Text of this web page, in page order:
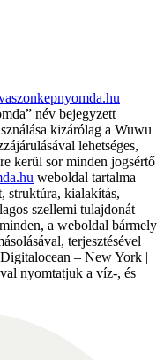
név bejegyzett
kizárólag a Wuwu
lehetséges,
kerül sor minden jogsértő
weboldal tartalma
struktúra, kialakítás,
szellemi tulajdonát
a weboldal bármely
terjesztésével
– New York |
nyomtatjuk a víz-, és